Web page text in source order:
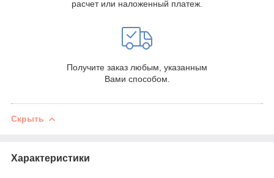
расчет или наложенный платеж.
Получите заказ любым, указанным
Вами способом.
Скрыть
Характеристики